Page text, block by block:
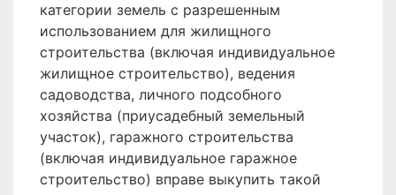
категории земель с разрешенным
использованием для жилищного
строительства (включая индивидуальное
жилищное строительство), ведения
садоводства, личного подсобного
хозяйства (приусадебный земельный
участок), гаражного строительства
(включая индивидуальное гаражное
строительство) вправе выкупить такой